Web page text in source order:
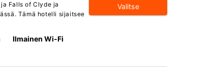
Falls of Clyde ja
Tämä hotelli sijaitsee
Ilmainen Wi-Fi
Valitse